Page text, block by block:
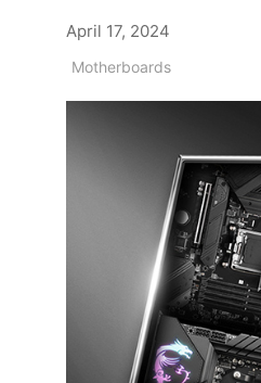
April 17, 2024
Motherboards